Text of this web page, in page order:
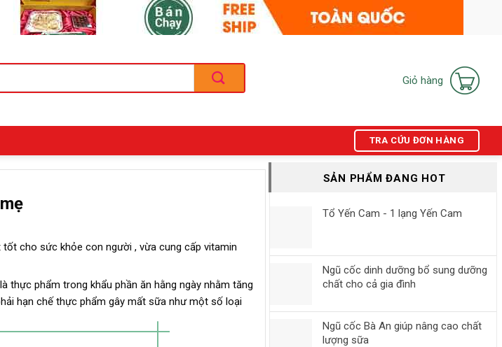
Giỏ hàng
TRA CỨU ĐƠN HÀNG
cho sức khỏe con người , vừa cung cấp vitamin
thực phẩm trong khẩu phần ăn hằng ngày nhằm tăng
hạn chế thực phẩm gây mất sữa như một số loại
SẢN PHẨM ĐANG HOT
Tổ Yến Cam - 1 lạng Yến Cam
Ngũ cốc dinh dưỡng bổ sung dưỡng
chất cho cả gia đình
Ngũ cốc Bà An giúp nâng cao chất
lượng sữa